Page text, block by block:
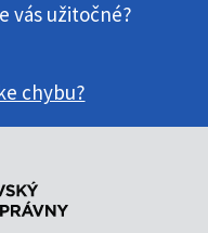
vás užitočné?
chybu?